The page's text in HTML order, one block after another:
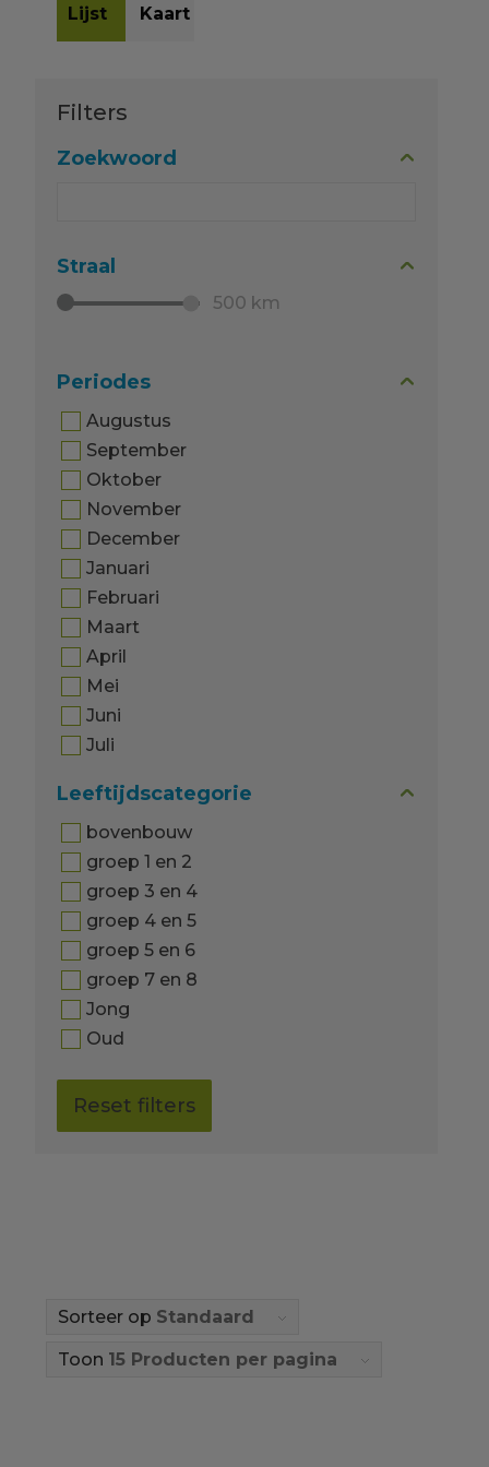
Sorteer op Standaard
Toon 15 Producten per pagina
Filters
Zoekwoord
Straal
500 km
Periodes
Augustus
September
Oktober
November
December
Januari
Februari
Maart
April
Mei
Juni
Juli
Leeftijdscategorie
bovenbouw
groep 1 en 2
groep 3 en 4
groep 4 en 5
groep 5 en 6
groep 7 en 8
Jong
Oud
Reset filters